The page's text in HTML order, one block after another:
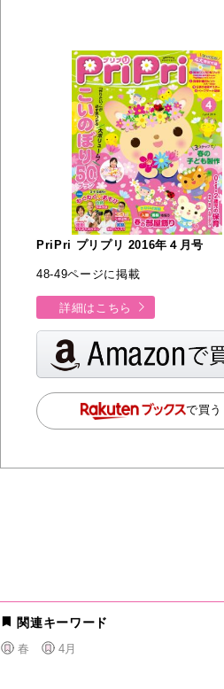
PriPri プリプリ 2016年４月号
48-49ページに掲載
詳細はこちら
で買う
関連キーワード
春 4月